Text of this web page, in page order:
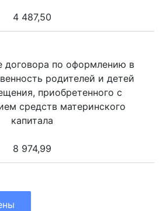
4 487,50
договора по оформлению в
родителей и детей
приобретенного с
средств материнского
капитала
8 974,99